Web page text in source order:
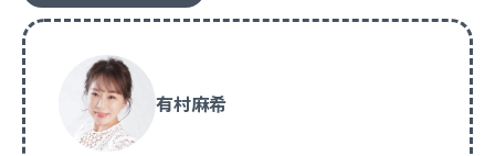
有村麻希